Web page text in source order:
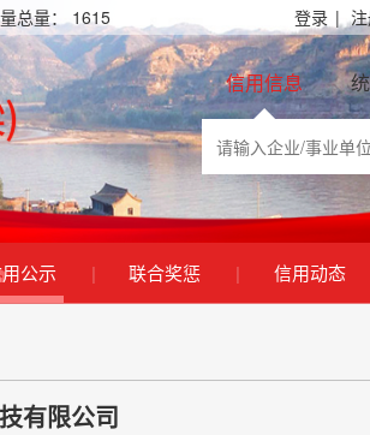
总量： 1615 登录 |
信用信息
公示 | 联合奖惩 | 信用动态
有限公司